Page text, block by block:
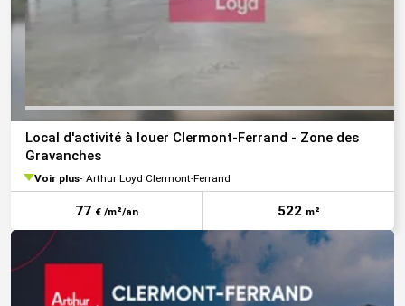
Local d'activité à louer Clermont-Ferrand - Zone des
Gravanches
Voir plus Arthur Loyd Clermont-Ferrand
77 € /m²/an 522 m²